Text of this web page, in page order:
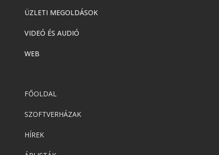
ÜZLETI MEGOLDÁSOK
VIDEÓ ÉS AUDIÓ
WEB
FŐOLDAL
SZOFTVERHÁZAK
HÍREK